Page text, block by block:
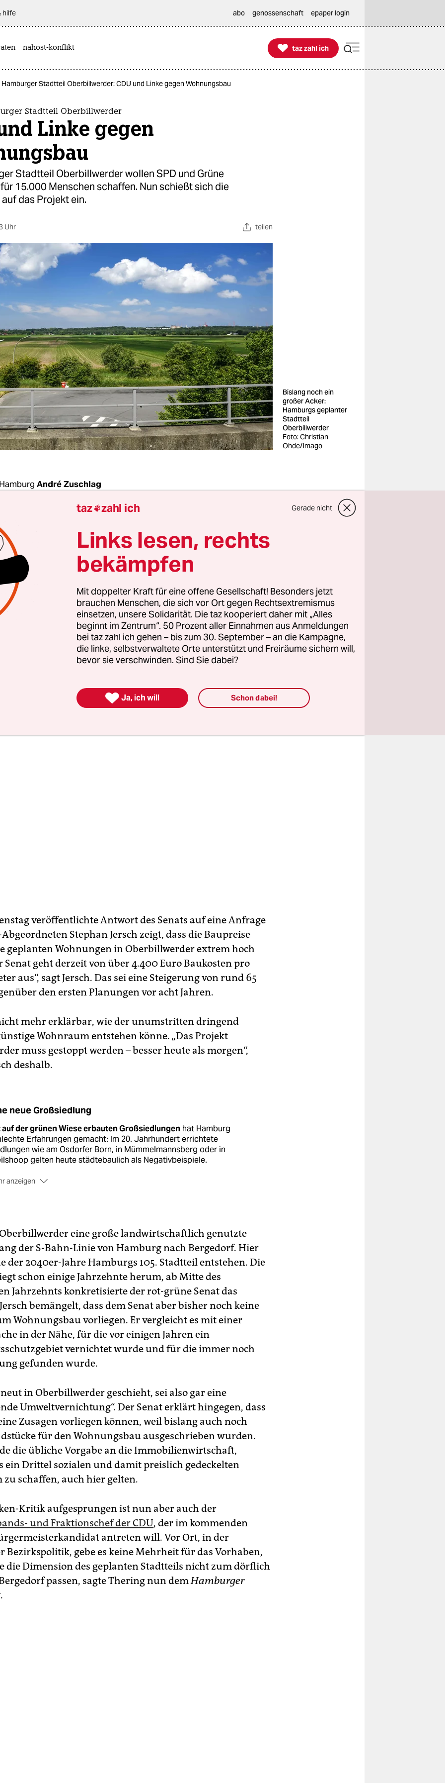
hilfe abo genossenschaft epaper login
nahost-konflikt 
taz zahl ich
taz zahl ich
Hamburger Stadtteil Oberbillwerder: CDU und Linke gegen Wohnungsbau
Stadtteil Oberbillwerder
Linke gegen
Stadtteil Oberbillwerder wollen SPD und Grüne
15.000 Menschen schaffen. Nun schießt sich die
das Projekt ein.
Uhr teilen
Bislang noch ein
großer Acker:
Hamburgs geplanter
Stadtteil
Oberbillwerder
Foto: Christian
Ohde/Imago
André Zuschlag
eröffnet? Die Hamburger Bürgerschaftswahl im
ist zwar noch ein Dreivierteljahr hin, doch die Opposition
SPD und Grünen geplante Vorhaben gefunden zu
sie nun verstärkt attackieren will: Seit Anfang des Monats
für
Hamburger Stadtentwicklungsprojekt mit Wohnraum für
Menschen.
schießen CDU und Linke vereint dagegen. Hamburgs CDU-
Thering lehnt sich schon weit aus dem Fenster: Mit der
verspricht er. Dabei taugen die Argumente der Opposition
veröffentlichte Antwort des Senats auf eine Anfrage
Stephan Jersch zeigt, dass die Baupreise
geplanten Wohnungen in Oberbillwerder extrem hoch
Senat geht derzeit von über 4.400 Euro Baukosten pro
aus“, sagt Jersch. Das sei eine Steigerung von rund 65
den ersten Planungen vor acht Jahren.
mehr erklärbar, wie der unumstritten dringend
Wohnraum entstehen könne. „Das Projekt
muss gestoppt werden – besser heute als morgen“,
deshalb.
neue Großsiedlung
auf der grünen Wiese erbauten Großsiedlungenhat Hamburg
Erfahrungen gemacht: Im 20. Jahrhundert errichtete
wie am Osdorfer Born, in Mümmelmannsberg oder in
gelten heute städtebaulich als Negativbeispiele.
anzeigen
Senat aktuell schon durch die Verlagerung eines Campus der
für Angewandte Wissenschaften (HAW).
soll Oberbillwerder auchdurch den „weitgehenden
von ruhendem Verkehr im öffentlichen Straßenraum“
Ziel ist zwar kein autofreier Stadtteil, aber immerhin, „das
in Hamburgs 105. Stadtteil möglichst überflüssig zu machen“.
eine große landwirtschaftlich genutzte
der S-Bahn-Linie von Hamburg nach Bergedorf. Hier
der 2040er-Jahre Hamburgs 105. Stadtteil entstehen. Die
schon einige Jahrzehnte herum, ab Mitte des
Jahrzehnts konkretisierte der rot-grüne Senat das
bemängelt, dass dem Senat aber bisher noch keine
Wohnungsbau vorliegen. Er vergleicht es mit einer
in der Nähe, für die vor einigen Jahren ein
vernichtet wurde und für die immer noch
gefunden wurde.
in Oberbillwerder geschieht, sei also gar eine
Umweltvernichtung“. Der Senat erklärt hingegen, dass
Zusagen vorliegen können, weil bislang auch noch
für den Wohnungsbau ausgeschrieben wurden.
die übliche Vorgabe an die Immobilienwirtschaft,
ein Drittel sozialen und damit preislich gedeckelten
schaffen, auch hier gelten.
Kritik aufgesprungen ist nun aber auch der
und Fraktionschef der CDU, der im kommenden
antreten will. Vor Ort, in der
Bezirkspolitik, gebe es keine Mehrheit für das Vorhaben,
die Dimension des geplanten Stadtteils nicht zum dörflich
passen, sagte Thering nun demHamburger
.
taz zahl ich Gerade nicht
Links lesen, rechts
bekämpfen
Mit doppelter Kraft für eine offene Gesellschaft! Besonders jetzt
brauchen Menschen, die sich vor Ort gegen Rechtsextremismus
einsetzen, unsere Solidarität. Die taz kooperiert daher mit „Alles
beginnt im Zentrum“. 50 Prozent aller Einnahmen aus Anmeldungen
bei taz zahl ich gehen – bis zum 30. September – an die Kampagne,
die linke, selbstverwaltete Orte unterstützt und Freiräume sichern will,
bevor sie verschwinden. Sind Sie dabei?
 Ja, ich will Schon dabei!